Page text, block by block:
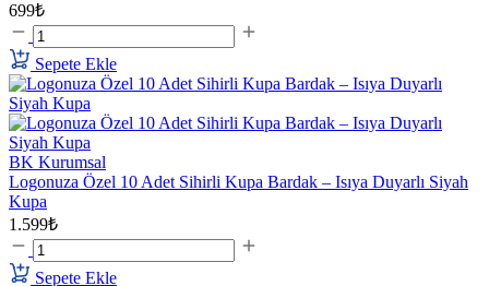
699₺
Sepete Ekle
BK Kurumsal
Logonuza Özel 10 Adet Sihirli Kupa Bardak – Isıya Duyarlı Siyah
Kupa
1.599₺
Sepete Ekle